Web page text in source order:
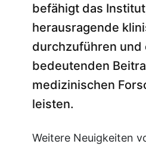
befähigt das
herausragende
durchzuführen und
bedeutenden
medizinischen
leisten.
Weitere Neuigkeiten